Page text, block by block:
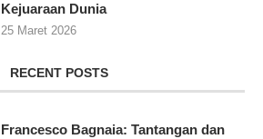
Kejuaraan Dunia
25 Maret 2026
RECENT POSTS
Francesco Bagnaia: Tantangan dan